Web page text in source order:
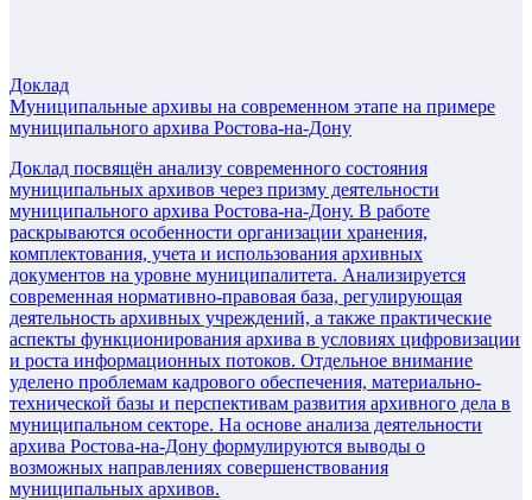
Доклад
Муниципальные архивы на современном этапе на примере
муниципального архива Ростова-на-Дону
Доклад посвящён анализу современного состояния
муниципальных архивов через призму деятельности
муниципального архива Ростова-на-Дону. В работе
раскрываются особенности организации хранения,
комплектования, учета и использования архивных
документов на уровне муниципалитета. Анализируется
современная нормативно-правовая база, регулирующая
деятельность архивных учреждений, а также практические
аспекты функционирования архива в условиях цифровизации
и роста информационных потоков. Отдельное внимание
уделено проблемам кадрового обеспечения, материально-
технической базы и перспективам развития архивного дела в
муниципальном секторе. На основе анализа деятельности
архива Ростова-на-Дону формулируются выводы о
возможных направлениях совершенствования
муниципальных архивов.